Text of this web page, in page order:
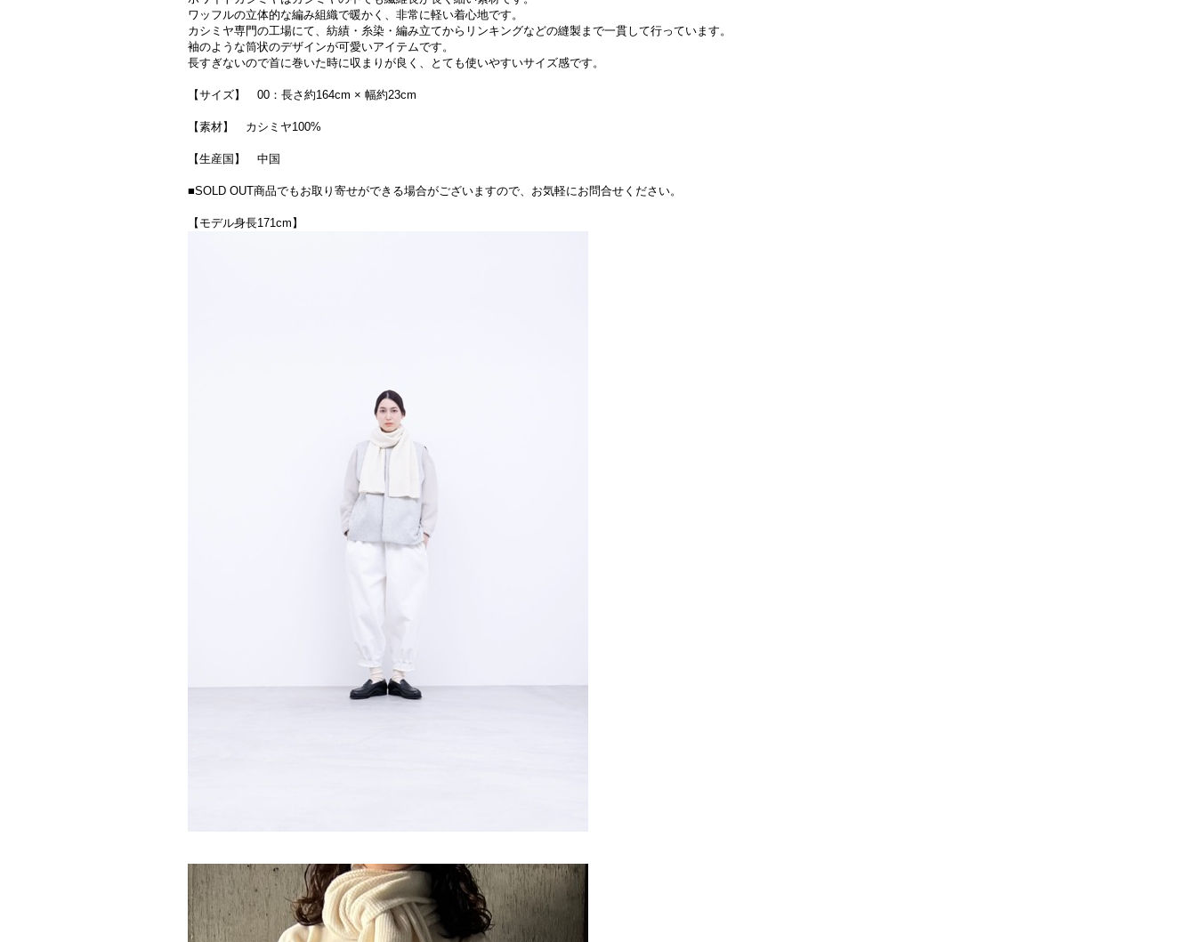
ワッフルの立体的な編み組織で暖かく、非常に軽い着心地です。
カシミヤ専門の工場にて、紡績・糸染・編み立てからリンキングなどの縫製まで一貫して行っています。
袖のような筒状のデザインが可愛いアイテムです。
長すぎないので首に巻いた時に収まりが良く、とても使いやすいサイズ感です。
【サイズ】 00：長さ約164cm × 幅約23cm
【素材】 カシミヤ100%
【生産国】 中国
■SOLD OUT商品でもお取り寄せができる場合がございますので、お気軽にお問合せください。
【モデル身長171cm】